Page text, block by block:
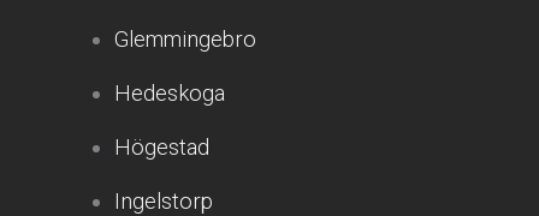
Glemmingebro
Hedeskoga
Högestad
Ingelstorp